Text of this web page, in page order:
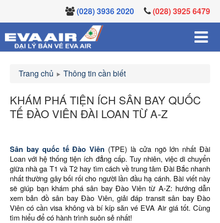
(028) 3936 2020 (028) 3925 6479
Trang chủ Thông tin cần biết
KHÁM PHÁ TIỆN ÍCH SÂN BAY QUỐC
TẾ ĐÀO VIÊN ĐÀI LOAN TỪ A-Z
Sân bay quốc tế Đào Viên (TPE) là cửa ngõ lớn nhất Đài
Loan với hệ thống tiện ích đẳng cấp. Tuy nhiên, việc di chuyển
giữa nhà ga T1 và T2 hay tìm cách về trung tâm Đài Bắc nhanh
nhất thường gây bối rối cho người lần đầu hạ cánh. Bài viết này
sẽ giúp bạn khám phá sân bay Đào Viên từ A-Z: hướng dẫn
xem bản đồ sân bay Đào Viên, giải đáp transit sân bay Đào
Viên có cần visa không và bí kíp săn vé EVA Air giá tốt. Cùng
tìm hiểu để có hành trình suôn sẻ nhất!